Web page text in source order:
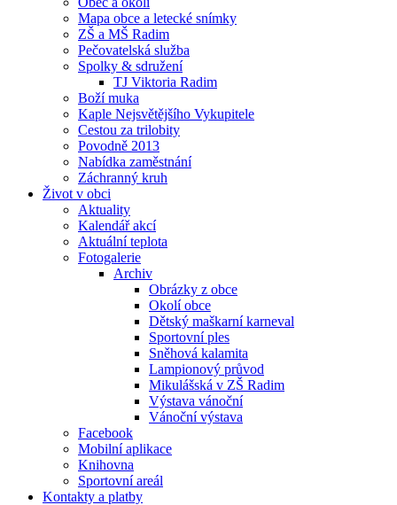
Mapa obce a letecké snímky
ZŠ a MŠ Radim
Pečovatelská služba
Spolky & sdružení
TJ Viktoria Radim
Boží muka
Kaple Nejsvětějšího Vykupitele
Cestou za trilobity
Povodně 2013
Nabídka zaměstnání
Záchranný kruh
Život v obci
Aktuality
Kalendář akcí
Aktuální teplota
Fotogalerie
Archiv
Obrázky z obce
Okolí obce
Dětský maškarní karneval
Sportovní ples
Sněhová kalamita
Lampionový průvod
Mikulášská v ZŠ Radim
Výstava vánoční
Vánoční výstava
Facebook
Mobilní aplikace
Knihovna
Sportovní areál
Kontakty a platby